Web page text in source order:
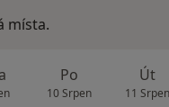
místa.
Po
10 Srpen
Út
11 Srpen